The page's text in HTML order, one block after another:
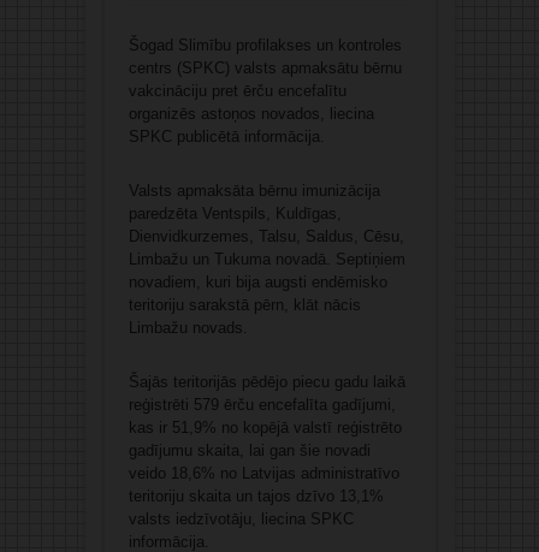
Šogad Slimību profilakses un kontroles
centrs (SPKC) valsts apmaksātu bērnu
vakcināciju pret ērču encefalītu
organizēs astoņos novados, liecina
SPKC publicētā informācija.
Valsts apmaksāta bērnu imunizācija
paredzēta Ventspils, Kuldīgas,
Dienvidkurzemes, Talsu, Saldus, Cēsu,
Limbažu un Tukuma novadā. Septiņiem
novadiem, kuri bija augsti endēmisko
teritoriju sarakstā pērn, klāt nācis
Limbažu novads.
Šajās teritorijās pēdējo piecu gadu laikā
reģistrēti 579 ērču encefalīta gadījumi,
kas ir 51,9% no kopējā valstī reģistrēto
gadījumu skaita, lai gan šie novadi
veido 18,6% no Latvijas administratīvo
teritoriju skaita un tajos dzīvo 13,1%
valsts iedzīvotāju, liecina SPKC
informācija.